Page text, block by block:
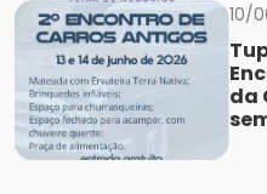
10/
da